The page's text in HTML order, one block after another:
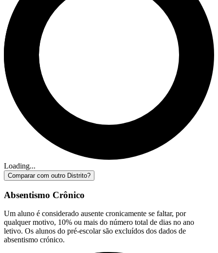
Loading...
Comparar com outro Distrito?
Absentismo Crônico
Um aluno é considerado ausente cronicamente se faltar, por
qualquer motivo, 10% ou mais do número total de dias no ano
letivo. Os alunos do pré-escolar são excluídos dos dados de
absentismo crónico.